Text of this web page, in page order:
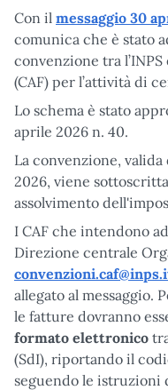
Con il messaggio 30
comunica che è stato
convenzione tra
(CAF) per l’attività di
Lo schema è stato
aprile 2026 n. 40.
La convenzione, valida
2026, viene
assolvimento
I CAF che intendono
Direzione centrale
allegato al messaggio.
le fatture dovranno
formato elettronico
(SdI), riportando il
seguendo le istruzioni